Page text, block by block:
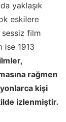
yaklaşık
eskilere
sessiz film
ise 1913
rağmen
kişi
izlenmiştir.